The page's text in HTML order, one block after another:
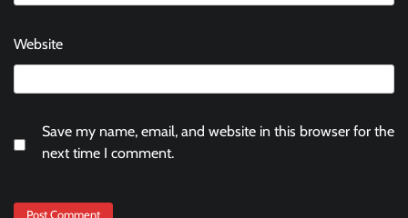
Website
Save my name, email, and website in this browser for the
next time I comment.